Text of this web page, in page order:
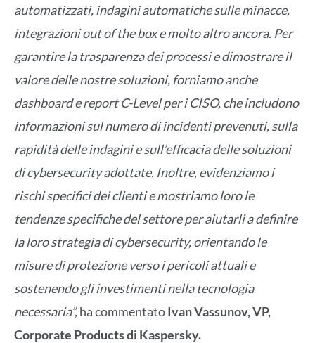
automatizzati, indagini automatiche sulle minacce,
integrazioni out of the box e molto altro ancora. Per
garantire la trasparenza dei processi e dimostrare il
valore delle nostre soluzioni, forniamo anche
dashboard e report C-Level per i CISO, che includono
informazioni sul numero di incidenti prevenuti, sulla
rapidità delle indagini e sull’efficacia delle soluzioni
di cybersecurity adottate. Inoltre, evidenziamo i
rischi specifici dei clienti e mostriamo loro le
tendenze specifiche del settore per aiutarli a definire
la loro strategia di cybersecurity, orientando le
misure di protezione verso i pericoli attuali e
sostenendo gli investimenti nella tecnologia
necessaria”,ha commentatoIvan Vassunov, VP,
Corporate Products di Kaspersky.